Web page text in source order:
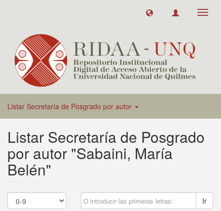
Listar Secretaría de Posgrado por autor
Listar Secretaría de Posgrado
por autor "Sabaini, María
Belén"
Ir